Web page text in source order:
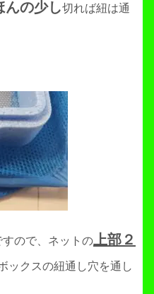
んの少し切れば紐は通
すので、ネットの上部２
ックスの紐通し穴を通し